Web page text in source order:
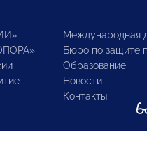
Международная
Бюро по защите
Образование
Новости
Контакты